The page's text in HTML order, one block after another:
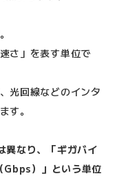
さ」を表す単位で
光回線などのインタ
す。
異なり、「ギガバイ
Gbps）」という単位